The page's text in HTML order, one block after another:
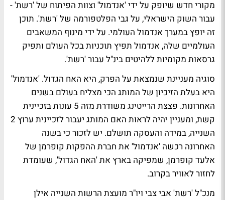
מקורי חדש שיופק על ידי 'אנדמול' וצוות הפיתוח של 'רשת' -
עבור השוק הישראלי, על גבי הפלטפורמה של 'רשת'. תוכן
זה יופץ במערך אנדמול העולמי. על ידי מינוף המשאבים
העולמיים שלה, אנדמול תפיץ תוכניות בכל העולם ותפיק
גרסאות מקומיות ללהיטים בינ"ל עבור 'רשת'.
סוגיה מעניינת שנמצאת על הפרק, היא האח הגדול. 'אנדמול'
היא בעלת הזיכיון של המותג הכי מצליח בעולם בשנים
האחרונות. פצצת הרייטינג משודרת מזה 5 עונות בזכיינית
קשת, ומעניין יהיה לראות האם המותג יעבור לזכיינית ערוץ 2
השנייה, במידה והעסקה תושלם. יש לזכור כי בשנה
האחרונה רכשה 'אנדמול' את חברת ההפקות קופרמן של
אלעד קופרמן, שמפיקה בארץ את 'האח הגדול', שעומדת
לחזור לאוויר בקרוב.
מנכ"ל 'רשת' אבי צבי ויו"ר מועצת הרשות השנייה אילן